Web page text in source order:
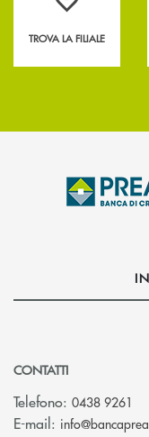
TROVA LA FILIALE
CONTATTI
Telefono: 0438 9261
E-mail: